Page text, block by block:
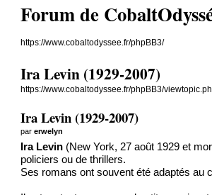
Forum de
https://www.cobaltodyssee.fr/phpBB3/
Ira Levin (1929-2007)
https://www.cobaltodyssee.fr/phpBB3/
Ira Levin (1929-2007)
parerwelyn
Ira Levin (New York, 27 août 1929 et
policiers ou de thrillers.
Ses romans ont souvent été adaptés au